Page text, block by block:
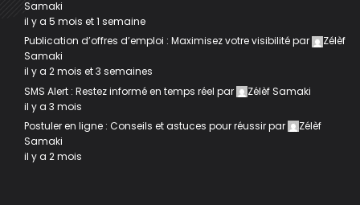
Samaki
il y a 5 mois et 1 semaine
Publication d’offres d’emploi : Maximisez votre visibilitépar
Zélèf
Samaki
il y a 2 mois et 3 semaines
SMS Alert : Restez informé en temps réel par
Zélèf Samaki
il y a 3 mois
Postuler en ligne : Conseils et astuces pour réussirpar
Zélèf
Samaki
il y a 2 mois